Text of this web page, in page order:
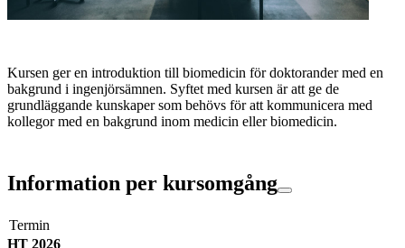
Kursen ger en introduktion till biomedicin för doktorander med en
bakgrund i ingenjörsämnen. Syftet med kursen är att ge de
grundläggande kunskaper som behövs för att kommunicera med
kollegor med en bakgrund inom medicin eller biomedicin.
Information per kursomgång
Termin
HT 2026